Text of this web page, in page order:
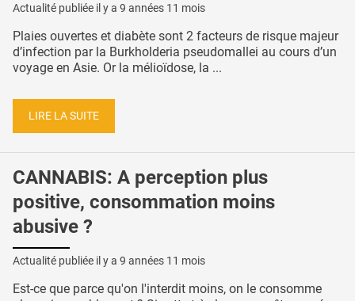
Actualité publiée il y a 9 années 11 mois
Plaies ouvertes et diabète sont 2 facteurs de risque majeur
d’infection par la Burkholderia pseudomallei au cours d’un
voyage en Asie. Or la mélioïdose, la ...
LIRE LA SUITE
CANNABIS: A perception plus
positive, consommation moins
abusive ?
Actualité publiée il y a 9 années 11 mois
Est-ce que parce qu'on l'interdit moins, on le consomme